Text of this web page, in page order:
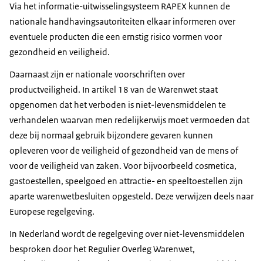
Via het informatie-uitwisselingsysteem RAPEX kunnen de
nationale handhavingsautoriteiten elkaar informeren over
eventuele producten die een ernstig risico vormen voor
gezondheid en veiligheid.
Daarnaast zijn er nationale voorschriften over
productveiligheid. In artikel 18 van de Warenwet staat
opgenomen dat het verboden is niet-levensmiddelen te
verhandelen waarvan men redelijkerwijs moet vermoeden dat
deze bij normaal gebruik bijzondere gevaren kunnen
opleveren voor de veiligheid of gezondheid van de mens of
voor de veiligheid van zaken. Voor bijvoorbeeld cosmetica,
gastoestellen, speelgoed en attractie- en speeltoestellen zijn
aparte warenwetbesluiten opgesteld. Deze verwijzen deels naar
Europese regelgeving.
In Nederland wordt de regelgeving over niet-levensmiddelen
besproken door het Regulier Overleg Warenwet,